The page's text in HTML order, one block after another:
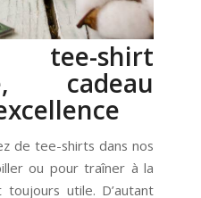
shirt
cadeau
de tee-shirts dans nos
ou pour traîner à la
utile. D’autant